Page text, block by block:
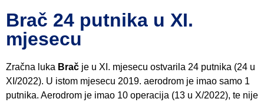
Brač 24 putnika u XI.
mjesecu
Zračna luka Brač je u XI. mjesecu ostvarila 24 putnika (24 u
XI/2022). U istom mjesecu 2019. aerodrom je imao samo 1
putnika. Aerodrom je imao 10 operacija (13 u X/2022), te nije